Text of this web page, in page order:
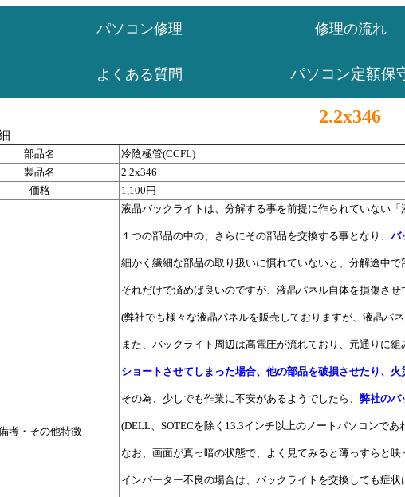
パソコン修理 修理の流れ
よくある質問 パソコン定額保
2.2x346
部品名
冷陰極管(CCFL)
製品名
2.2x346
価格
1,100円
考・その他特徴
液晶バックライトは、分解する事を前提に作られていない「
１つの部品の中の、さらにその部品を交換する事となり、 バ
細かく繊細な部品の取り扱いに慣れていないと、分解途中
それだけで済めば良いのですが、液晶パネル自体を損傷さ
(弊社でも様々な液晶パネルを販売しておりますが、液晶パ
また、バックライト周辺は高電圧が流れており、元通りに
ショートさせてしまった場合、他の部品を破損させたり、
その為、少しでも作業に不安があるようでしたら、 弊社のバ
(DELL、SOTECを除く13.3インチ以上のノートパソコンで
なお、画面が真っ暗の状態で、よく見てみると薄っすらと
インバーター不良の場合は、バックライトを交換しても症状